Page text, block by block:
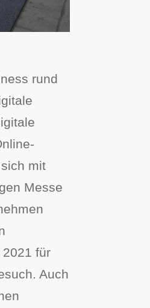
rund
mit
Messe
für
Auch